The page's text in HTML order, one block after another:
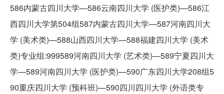
586内蒙古四川大学—586云南四川大学 (医护类)—586江
西四川大学第504组587内蒙古四川大学—587河南四川大
学 (美术类)—588山西四川大学—588福建四川大学 (美术
类)专业组:999589河南四川大学 (艺术类)—589宁夏四川大
学—589河南四川大学 (医护类)—590广东四川大学208组5
90重庆四川大学 (预科班)—590四川四川大学 (外语类专